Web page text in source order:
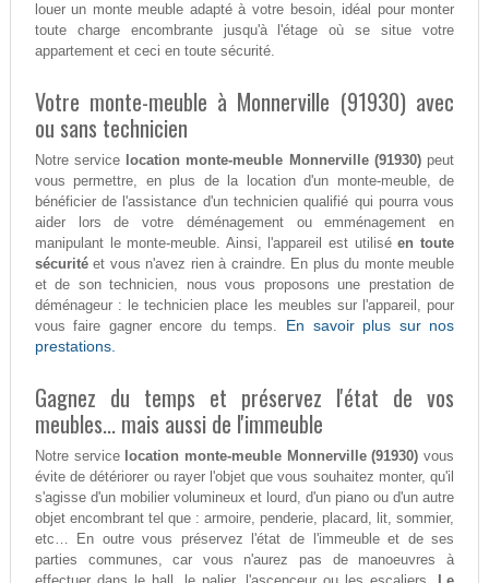
louer un monte meuble adapté à votre besoin, idéal pour monter
toute charge encombrante jusqu'à l'étage où se situe votre
appartement et ceci en toute sécurité.
Votre monte-meuble à Monnerville (91930) avec
ou sans technicien
Notre service location monte-meuble Monnerville (91930)peut
vous permettre, en plus de la location d'un monte-meuble, de
bénéficier de l'assistance d'un technicien qualifié qui pourra vous
aider lors de votre déménagement ou emménagement en
manipulant le monte-meuble. Ainsi, l'appareil est utiliséen toute
sécuritéet vous n'avez rien à craindre. En plus du monte meuble
et de son technicien, nous vous proposons une prestation de
déménageur : le technicien place les meubles sur l'appareil, pour
vous faire gagner encore du temps. En savoir plus sur nos
prestations.
Gagnez du temps et préservez l'état de vos
meubles... mais aussi de l'immeuble
Notre service location monte-meuble Monnerville (91930) vous
évite de détériorer ou rayer l'objet que vous souhaitez monter, qu'il
s'agisse d'un mobilier volumineux et lourd, d'un piano ou d'un autre
objet encombrant tel que : armoire, penderie, placard, lit, sommier,
etc… En outre vous préservez l'état de l'immeuble et de ses
parties communes, car vous n'aurez pas de manoeuvres à